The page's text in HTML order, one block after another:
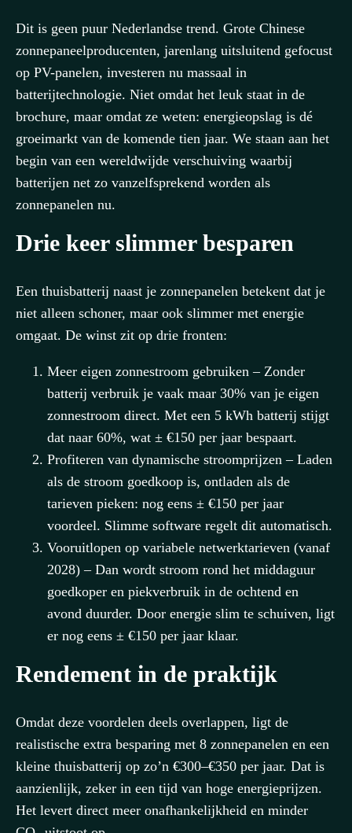
Dit is geen puur Nederlandse trend. Grote Chinese
zonnepaneelproducenten, jarenlang uitsluitend gefocust
op PV-panelen, investeren nu massaal in
batterijtechnologie. Niet omdat het leuk staat in de
brochure, maar omdat ze weten: energieopslag is dé
groeimarkt van de komende tien jaar. We staan aan het
begin van een wereldwijde verschuiving waarbij
batterijen net zo vanzelfsprekend worden als
zonnepanelen nu.
Drie keer slimmer besparen
Een thuisbatterij naast je zonnepanelen betekent dat je
niet alleen schoner, maar ook slimmer met energie
omgaat. De winst zit op drie fronten:
Meer eigen zonnestroom gebruiken – Zonder
batterij verbruik je vaak maar 30% van je eigen
zonnestroom direct. Met een 5 kWh batterij stijgt
dat naar 60%, wat ± €150 per jaar bespaart.
Profiteren van dynamische stroomprijzen – Laden
als de stroom goedkoop is, ontladen als de
tarieven pieken: nog eens ± €150 per jaar
voordeel. Slimme software regelt dit automatisch.
Vooruitlopen op variabele netwerktarieven (vanaf
2028) – Dan wordt stroom rond het middaguur
goedkoper en piekverbruik in de ochtend en
avond duurder. Door energie slim te schuiven, ligt
er nog eens ± €150 per jaar klaar.
Rendement in de praktijk
Omdat deze voordelen deels overlappen, ligt de
realistische extra besparing met 8 zonnepanelen en een
kleine thuisbatterij op zo’n €300–€350 per jaar. Dat is
aanzienlijk, zeker in een tijd van hoge energieprijzen.
Het levert direct meer onafhankelijkheid en minder